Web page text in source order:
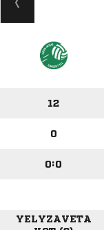
12
0
0:0
YELYZAVETA